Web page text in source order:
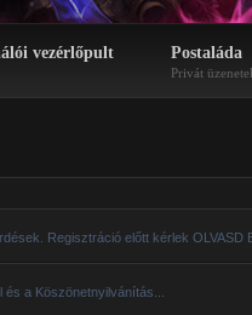
vezérlőpult Postaláda
Privát
Regisztráció előtt kérlek OLVASD
a Köszönetnyilvánítás...